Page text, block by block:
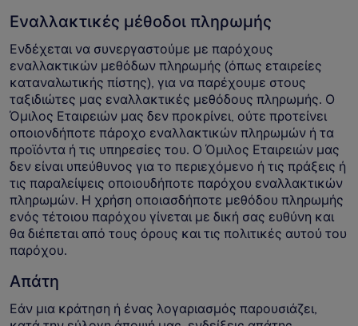
Εναλλακτικές μέθοδοι πληρωμής
Ενδέχεται να συνεργαστούμε με παρόχους
εναλλακτικών μεθόδων πληρωμής (όπως εταιρείες
καταναλωτικής πίστης), για να παρέχουμε στους
ταξιδιώτες μας εναλλακτικές μεθόδους πληρωμής. Ο
Όμιλος Εταιρειών μας δεν προκρίνει, ούτε προτείνει
οποιονδήποτε πάροχο εναλλακτικών πληρωμών ή τα
προϊόντα ή τις υπηρεσίες του. Ο Όμιλος Εταιρειών μας
δεν είναι υπεύθυνος για το περιεχόμενο ή τις πράξεις ή
τις παραλείψεις οποιουδήποτε παρόχου εναλλακτικών
πληρωμών. Η χρήση οποιασδήποτε μεθόδου πληρωμής
ενός τέτοιου παρόχου γίνεται με δική σας ευθύνη και
θα διέπεται από τους όρους και τις πολιτικές αυτού του
παρόχου.
Απάτη
Εάν μια κράτηση ή ένας λογαριασμός παρουσιάζει,